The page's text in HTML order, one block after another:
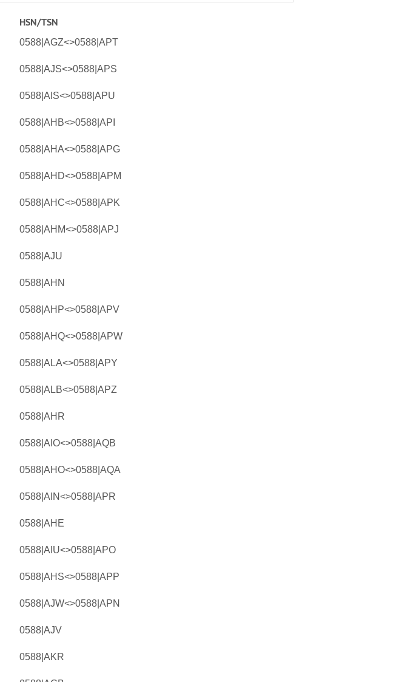
HSN/TSN
0588|AGZ<>0588|APT
0588|AJS<>0588|APS
0588|AIS<>0588|APU
0588|AHB<>0588|API
0588|AHA<>0588|APG
0588|AHD<>0588|APM
0588|AHC<>0588|APK
0588|AHM<>0588|APJ
0588|AJU
0588|AHN
0588|AHP<>0588|APV
0588|AHQ<>0588|APW
0588|ALA<>0588|APY
0588|ALB<>0588|APZ
0588|AHR
0588|AIO<>0588|AQB
0588|AHO<>0588|AQA
0588|AIN<>0588|APR
0588|AHE
0588|AIU<>0588|APO
0588|AHS<>0588|APP
0588|AJW<>0588|APN
0588|AJV
0588|AKR